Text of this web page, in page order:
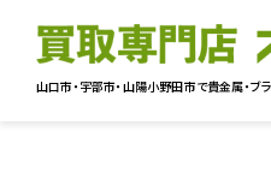
山口市・宇部市・山陽小野田市で貴金属・ブ